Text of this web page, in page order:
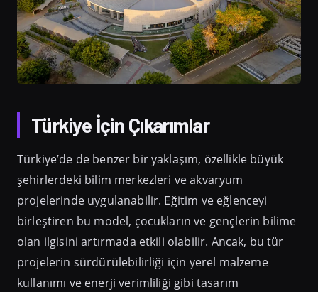
Türkiye İçin Çıkarımlar
Türkiye’de de benzer bir yaklaşım, özellikle büyük
şehirlerdeki bilim merkezleri ve akvaryum
projelerinde uygulanabilir. Eğitim ve eğlenceyi
birleştiren bu model, çocukların ve gençlerin bilime
olan ilgisini artırmada etkili olabilir. Ancak, bu tür
projelerin sürdürülebilirliği için yerel malzeme
kullanımı ve enerji verimliliği gibi tasarım